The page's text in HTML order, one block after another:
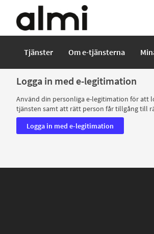
tjäntser
-
Tjänster Om e-tjänsterna
Logga in med e-legitimation
Använd din personliga e-legitimation för att
tjänsten samt att rätt person får tillgång till